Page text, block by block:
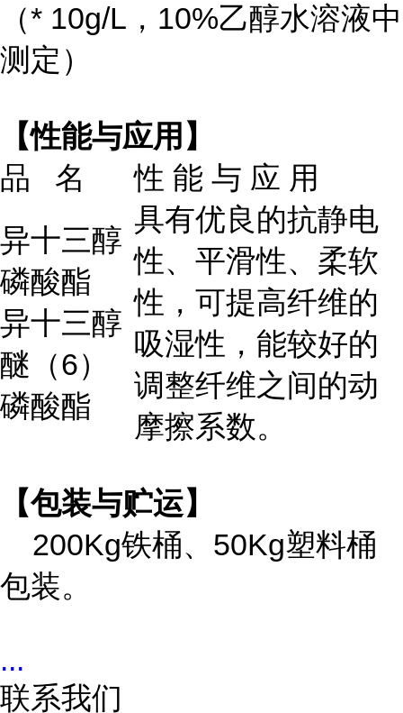
（* 10g/L，10%乙醇水溶液中
测定）
【性能与应用】
品 名
性 能 与 应 用
异十三醇
磷酸酯
异十三醇
醚（6）
磷酸酯
具有优良的抗静电
性、平滑性、柔软
性，可提高纤维的
吸湿性，能较好的
调整纤维之间的动
摩擦系数。
【包装与贮运】
200Kg铁桶、50Kg塑料桶
包装。
...
联系我们